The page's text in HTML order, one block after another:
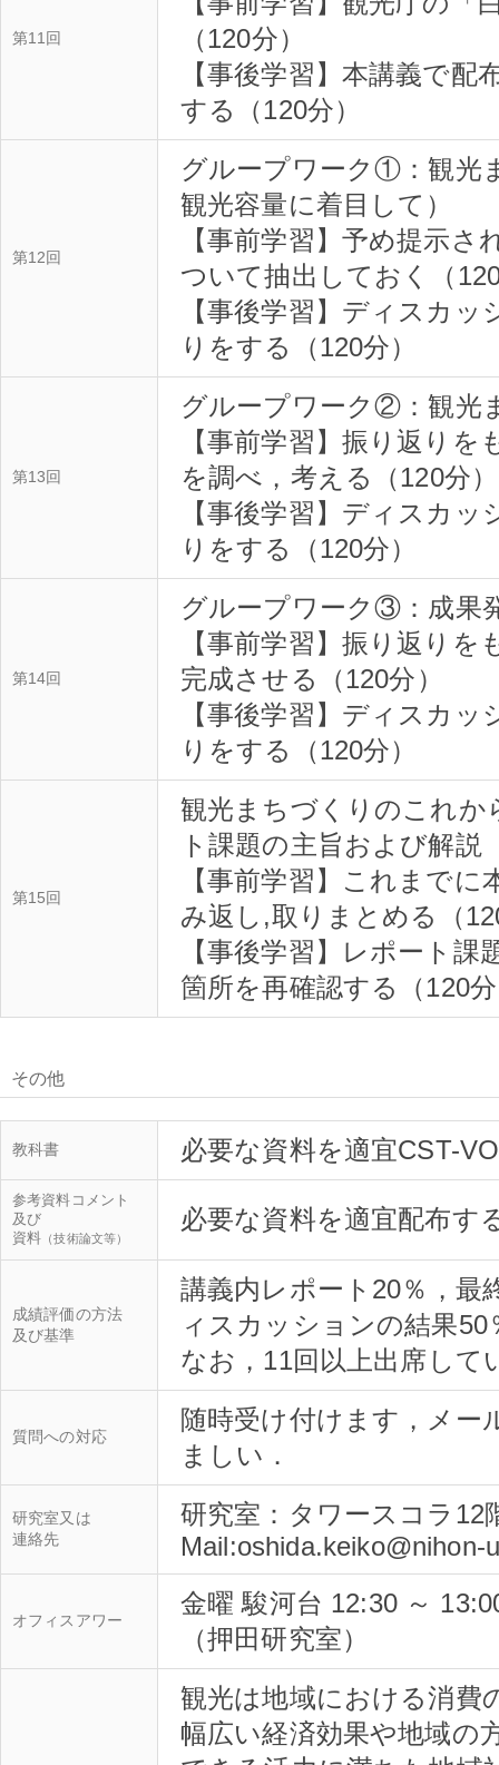
第11回
（120分）
【事後学習】本講義で
する（120分）
第12回
グループワーク①：観光
観光容量に着目して）
【事前学習】予め提示
ついて抽出しておく（
【事後学習】ディスカ
りをする（120分）
第13回
グループワーク②：観光
【事前学習】振り返り
を調べ，考える（120分）
【事後学習】ディスカ
りをする（120分）
第14回
グループワーク③：成果
【事前学習】振り返り
完成させる（120分）
【事後学習】ディスカ
りをする（120分）
第15回
観光まちづくりのこれ
ト課題の主旨および解説
【事前学習】これまで
み返し,取りまとめる（
【事後学習】レポート
箇所を再確認する（120
その他
教科書 必要な資料を適宜CST-
参考資料コメント
及び
資料 （技術論文等）
必要な資料を適宜配布す
成績評価の方法
及び基準
講義内レポート20％，最
ィスカッションの結果50
質問への対応
随時受け付けます，メー
研究室又は
連絡先
研究室：タワースコラ12
オフィスアワー
金曜 駿河台 12:30 ～
（押田研究室）
観光は地域における消費
幅広い経済効果や地域の